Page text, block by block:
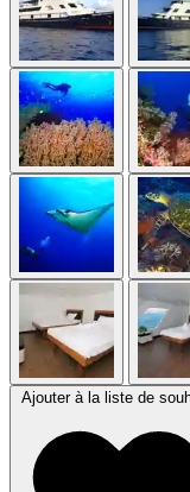
Ajouter à la liste de